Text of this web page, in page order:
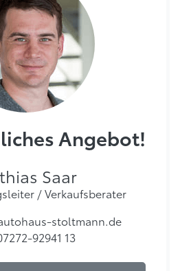
Angebot!
Saar
/ Verkaufsberater
stoltmann.de
92941 13